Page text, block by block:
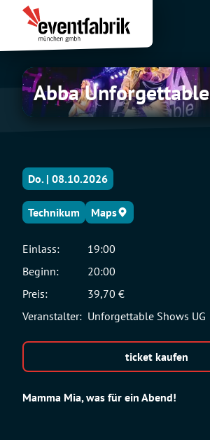
Inhalt
springen
Eventfabrik
München
Abba
Unforgettable
Abba Unforgettable
Mamma Mia, was für ein Abend!
Do. | 08.10.2026
Technikum Maps
Einlass:
19:00
Beginn:
20:00
Preis:
39,70 €
Veranstalter: Unforgettable Shows UG
ticket kaufen